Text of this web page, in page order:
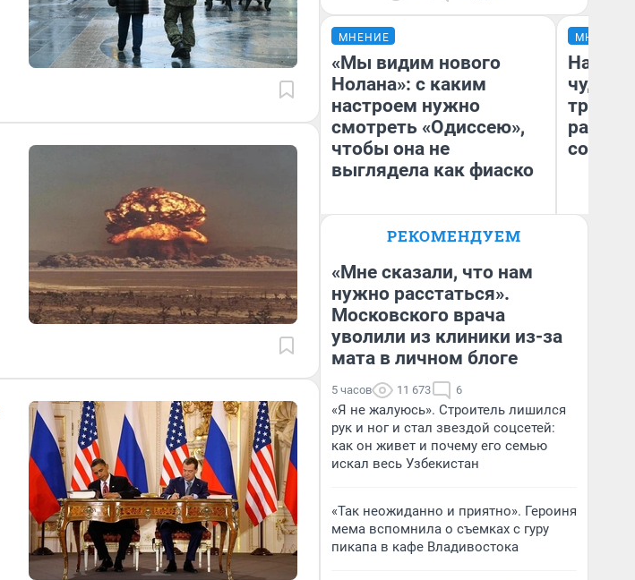
МНЕНИЕ
«Мы видим нового
Нолана»: с каким
настроем нужно
смотреть «Одиссею»,
чтобы она не
выглядела как фиаско
Надежда Губарь
МНЕНИЕ
чудом
РЕКОМЕНДУЕМ
«Мне сказали, что нам
нужно расстаться».
Московского врача
уволили из клиники из-за
мата в личном блоге
5 часов 11 673 6
«Я не жалуюсь». Строитель лишился
рук и ног и стал звездой соцсетей:
как он живет и почему его семью
искал весь Узбекистан
«Так неожиданно и приятно». Героиня
мема вспомнила о съемках с гуру
пикапа в кафе Владивостока